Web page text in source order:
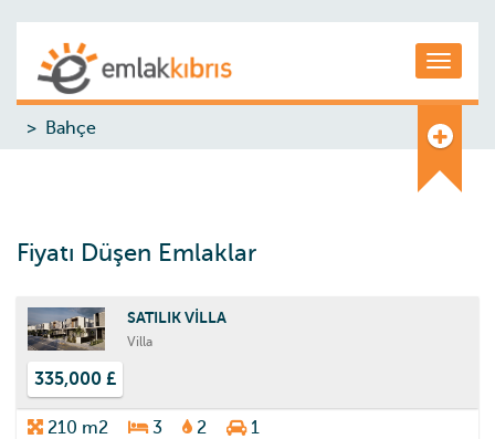
Bahçe
Fiyatı Düşen Emlaklar
SATILIK VİLLA
Villa
335,000 £
210 m2 3 2 1